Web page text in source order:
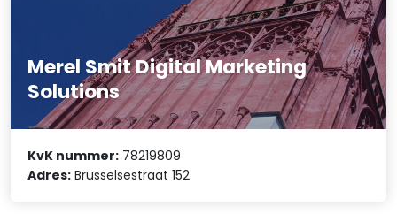
Merel Smit Digital Marketing
Solutions
KvK nummer: 78219809
Adres: Brusselsestraat 152